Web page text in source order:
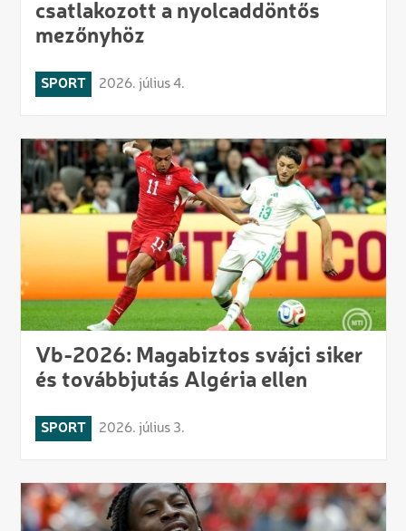
csatlakozott a nyolcaddöntős
mezőnyhöz
SPORT 2026. július 4.
Vb-2026: Magabiztos svájci siker
és továbbjutás Algéria ellen
SPORT 2026. július 3.